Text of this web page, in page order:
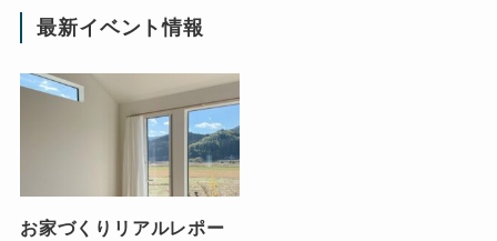
最新イベント情報
お家づくりリアルレポー